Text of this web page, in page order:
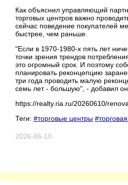
Как объяснил управляющий
торговых центров важно
сейчас поведение покупателей
быстрее, чем раньше.
"Если в 1970-1980-х пять лет
точки зрения трендов
это огромный срок. И поэтому
планировать реконцепцию
три года проводить малую
семь лет - большую", - добавил он.
https://realty.ria.ru/20260610/
Теги: #торговые центры
2026-06-10